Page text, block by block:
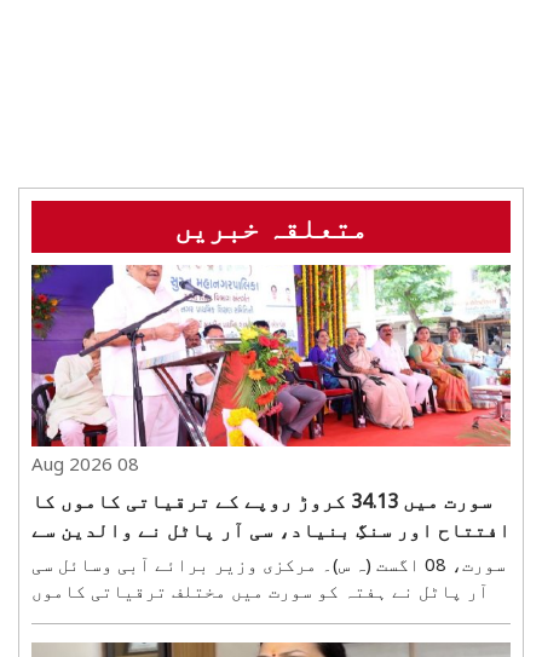
متعلقہ خبریں
08 Aug 2026
سورت میں 34.13 کروڑ روپے کے ترقیاتی کاموں کا
افتتاح اور سنگِ بنیاد، سی آر پاٹل نے والدین سے
کہا—بچوں کو موبائل سے دور رکھیں
سورت، 08 اگست (ہ س)۔ مرکزی وزیر برائے آبی وسائل سی
آر پاٹل نے ہفتہ کو سورت میں مختلف ترقیاتی کاموں
روپے کے مکمل ہو چکے کاموں کا افتتاح کیا گیا، جبکہ